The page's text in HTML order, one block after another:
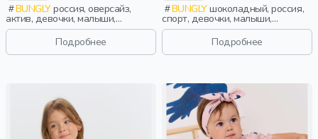
BUNGLYроссия, оверсайз,
актив, девочки, малыши,
дошкольники, дети
Подробнее
BUNGLYшоколадный, россия,
спорт, девочки, малыши,
дошкольники, дети
Подробнее